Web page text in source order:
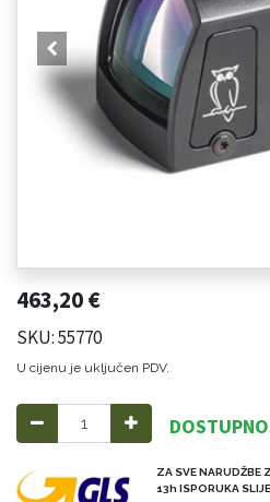
463,20€
SKU: 55770
U cijenu je uključen PDV.
DOSTUPNO
ZA SVE NARUDŽBE
13h ISPORUKA